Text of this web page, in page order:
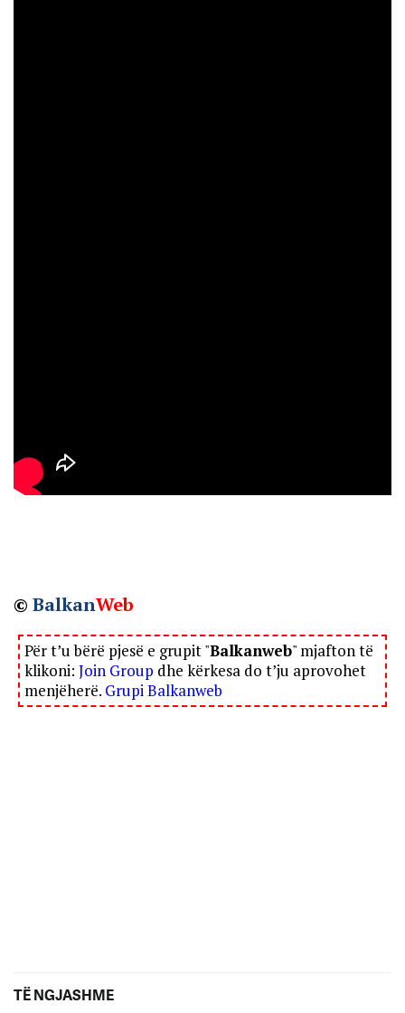
© BalkanWeb
Për t’u bërë pjesë e grupit "Balkanweb" mjafton të
klikoni: Join Group dhe kërkesa do t’ju aprovohet
menjëherë. Grupi Balkanweb
TË NGJASHME